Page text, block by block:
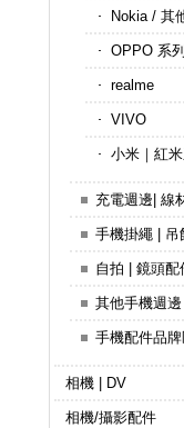
Nokia / 其
OPPO 系列
realme
VIVO
小米｜紅米
充電週邊| 線
手機掛繩 | 吊
自拍 | 鏡頭配
其他手機週邊
手機配件品
相機 | DV
相機/攝影配件